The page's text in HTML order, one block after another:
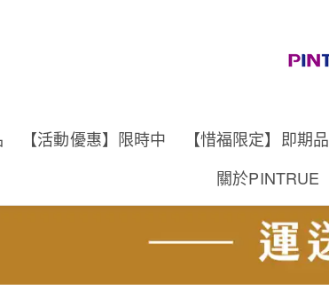
【活動優惠】限時中 【惜福限定】即期品
關於PINTRUE